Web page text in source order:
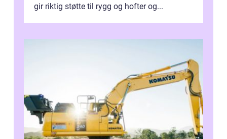
gir riktig støtte til rygg og hofter og...